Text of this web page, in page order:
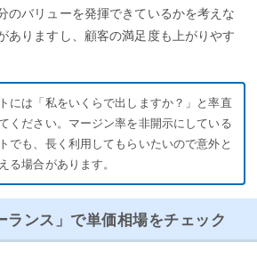
のバリューを発揮できているかを考えな
ありますし、顧客の満足度も上がりやす
には「私をいくらで出しますか？」と率直
ください。マージン率を非開示にしている
でも、長く利用してもらいたいので意外と
る場合があります。
ランス」で単価相場をチェック